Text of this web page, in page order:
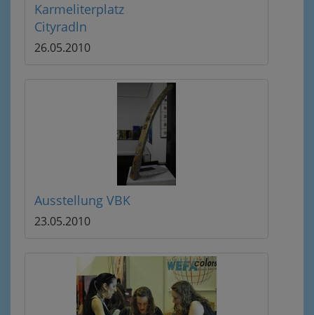
Karmeliterplatz
Cityradln
26.05.2010
Ausstellung VBK
23.05.2010